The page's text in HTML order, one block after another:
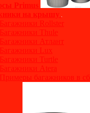
Primus
на крышу
Багажники Rollster
Багажники Thule
Багажники Атлант
Багажники Lux
Багажники Turtle
Багажники Atera
Примеры багажников в сб